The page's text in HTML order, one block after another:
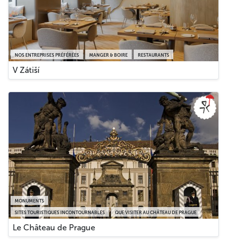
NOS ENTREPRISES PRÉFÉRÉES MANGER & BOIRE RESTAURANTS
V Zátiší
SITES TOURISTIQUES INCONTOURNABLES QUE VISITER AU CHÂTEAU DE PRAGUE
MONUMENTS
Le Château de Prague